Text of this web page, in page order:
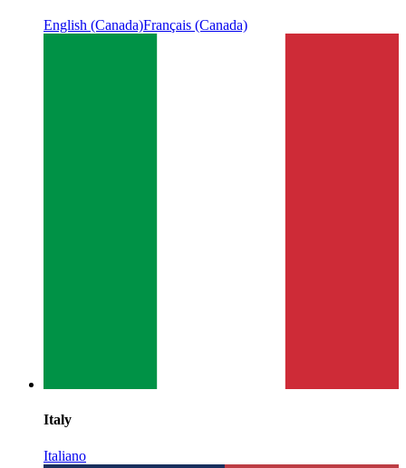
English (Canada)Français (Canada)
Italy
Italiano